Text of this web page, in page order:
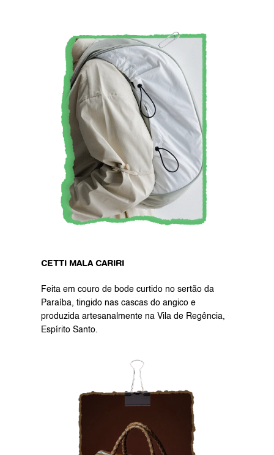
CETTI MALA CARIRI
Feita em couro de bode curtido no sertão da
Paraíba, tingido nas cascas do angico e
produzida artesanalmente na Vila de Regência,
Espírito Santo.